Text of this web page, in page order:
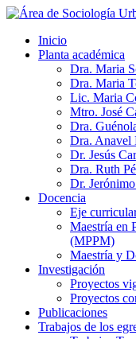
Inicio
Planta académica
Dra. Maria
Dra. Maria
Lic. Maria
Mtro. José
Dra.
Dra. Anavel
Dr. Jesús
Dra. Ruth
Dr.
Docencia
Eje
Maestría en
(MPPM)
Maestría y
Investigación
Proyectos
Proyectos
Publicaciones
Trabajos de los